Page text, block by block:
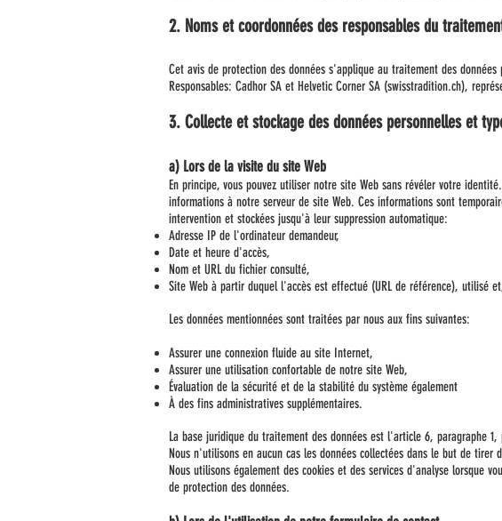
2. Noms et coordonnées des responsables du
Cet avis de protection des données s'applique au traitement des données
Responsables: Cadhor SA et Helvetic Corner SA (swisstradition.ch),
3. Collecte et stockage des données personnelles et
a) Lors de la visite du site Web
En principe, vous pouvez utiliser notre site Web sans révéler votre
informations à notre serveur de site Web. Ces informations sont
intervention et stockées jusqu'à leur suppression automatique:
Adresse IP de l'ordinateur demandeur,
Date et heure d'accès,
Nom et URL du fichier consulté,
Site Web à partir duquel l'accès est effectué (URL de référence), utilisé
Les données mentionnées sont traitées par nous aux fins suivantes:
Assurer une connexion fluide au site Internet,
Assurer une utilisation confortable de notre site Web,
Évaluation de la sécurité et de la stabilité du système également
À des fins administratives supplémentaires.
La base juridique du traitement des données est l'article 6, paragraphe
Nous n'utilisons en aucun cas les données collectées dans le but de tirer
Nous utilisons également des cookies et des services d'analyse lorsque
de protection des données.